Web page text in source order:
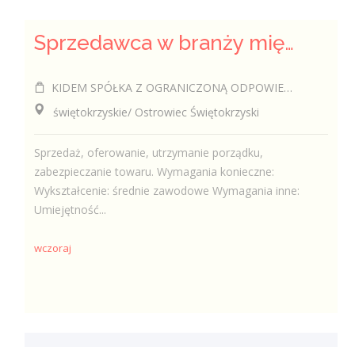
Sprzedawca w branży mięsnej
KIDEM SPÓŁKA Z OGRANICZONĄ ODPOWIEDZIALNOŚCIĄ
świętokrzyskie/ Ostrowiec Świętokrzyski
Sprzedaż, oferowanie, utrzymanie porządku,
zabezpieczanie towaru. Wymagania konieczne:
Wykształcenie: średnie zawodowe Wymagania inne:
Umiejętność...
wczoraj